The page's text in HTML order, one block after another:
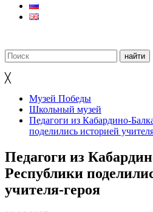
╳
Музей Победы
Школьный музей
Педагоги из Кабардино-
поделились историей
Педагоги из
Республики
учителя-героя